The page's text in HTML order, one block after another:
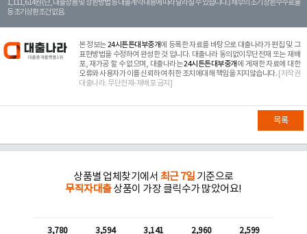
1,111,614원 (단, 대출상품 및 상환방법 등 대출계약 내용에 따라 달라질 수 있습니다.) 채무의 조기 상환수수료율
등 조기상환조건 없음.
본 정보는24시튼튼대부중개에 등록한 자료를 바탕으로 대출나라가 편집 및 그
표현방법을 수정하여 완성한 것 입니다. 대출나라 동의없이무단전재 또는 재배
포, 재가공 할 수 없으며, 대출나라는24시튼튼대부중개 에 게재한 자료에 대한
오류와 사용자가 이를 신뢰하여 취한 조치에대해 책임을 지지않습니다. [저작권
대출나라. 무단전재-재배포 금지]
목록
상품별 업체찾기에서 최근 7일 기준으로
무직자대출상품이 가장 클릭수가 많았어요!
3,780 3,594 3,141 2,960 2,599